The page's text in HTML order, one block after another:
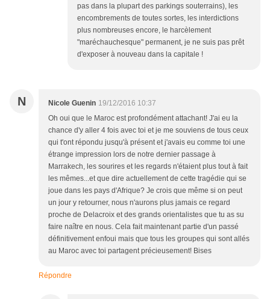
pas dans la plupart des parkings souterrains), les
encombrements de toutes sortes, les interdictions
plus nombreuses encore, le harcèlement
"maréchauchesque" permanent, je ne suis pas prêt
d'exposer à nouveau dans la capitale !
N Nicole Guenin 19/12/2016 10:37
Oh oui que le Maroc est profondément attachant! J'ai eu la
chance d'y aller 4 fois avec toi et je me souviens de tous ceux
qui t'ont répondu jusqu'à présent et j'avais eu comme toi une
étrange impression lors de notre dernier passage à
Marrakech, les sourires et les regards n'étaient plus tout à fait
les mêmes...et que dire actuellement de cette tragédie qui se
joue dans les pays d'Afrique? Je crois que même si on peut
un jour y retourner, nous n'aurons plus jamais ce regard
proche de Delacroix et des grands orientalistes que tu as su
faire naître en nous. Cela fait maintenant partie d'un passé
définitivement enfoui mais que tous les groupes qui sont allés
au Maroc avec toi partagent précieusement! Bises
Répondre